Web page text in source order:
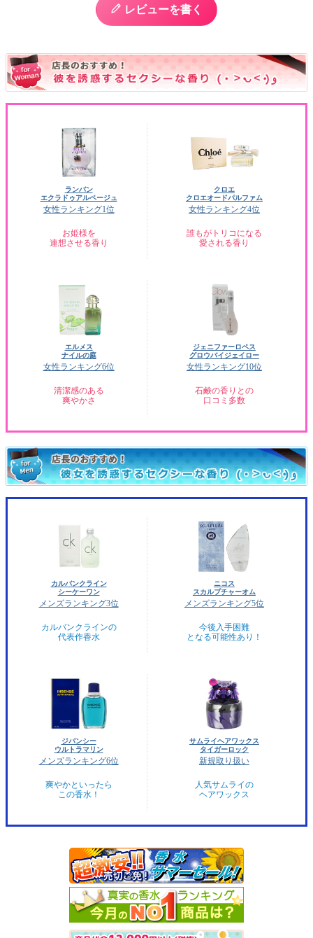
レビューを書く
ランバン
エクラドゥアルページュ
女性ランキング1位
お姫様を
連想させる香り
クロエ
クロエオードパルファム
女性ランキング4位
誰もがトリコになる
愛される香り
エルメス
ナイルの庭
女性ランキング6位
清潔感のある
爽やかさ
ジェニファーロペス
グロウバイジェイロー
女性ランキング10位
石鹸の香りとの
口コミ多数
カルバンクライン
シーケーワン
メンズランキング3位
カルバンクラインの
代表作香水
ニコス
スカルプチャーオム
メンズランキング5位
今後入手困難
となる可能性あり！
ジバンシー
ウルトラマリン
メンズランキング6位
爽やかといったら
この香水！
サムライヘアワックス
タイガーロック
新規取り扱い
人気サムライの
ヘアワックス